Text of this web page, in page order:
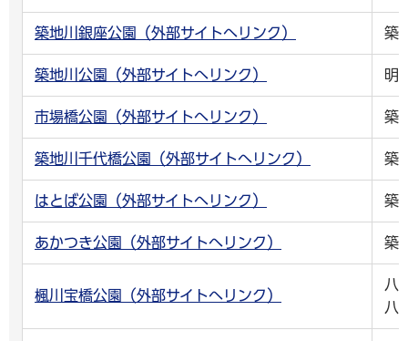
築地川銀座公園（外部サイトへリンク） 築
築地川公園（外部サイトへリンク） 明
市場橋公園（外部サイトへリンク） 築
築地川千代橋公園（外部サイトへリンク） 築
はとば公園（外部サイトへリンク） 築
あかつき公園（外部サイトへリンク） 築
楓川宝橋公園（外部サイトへリンク）
八
八